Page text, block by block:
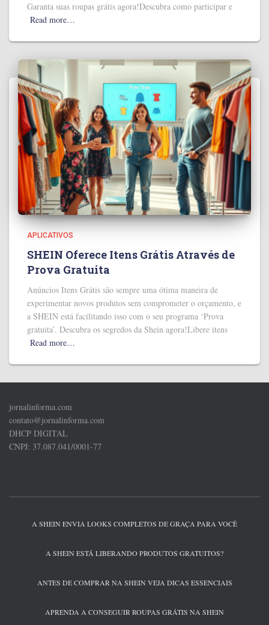
Garanta suas roupas grátis agora!Descubra como participar e
Read more…
APLICATIVOS
SHEIN Oferece Itens Grátis Através de
Prova Gratuita
Anúncios Itens Grátis são sempre uma ótima maneira de
experimentar novos produtos sem comprometer o orçamento, e
a SHEIN está facilitando isso com o seu programa ‘Prova
gratuita’. Descubra os segredos da Shein agora!Libere itens
Read more…
jornalinforma.com
contato@jornalinforma.com
DHCP DIGITAL
CNPJ: 37.087.041/0001-77
A SHEIN ENVIA LOOKS COMPLETOS DE GRAÇA PARA VOCÊ
A SHEIN ESTÁ LIBERANDO PRODUTOS GRATUITOS?
ANTES DE COMPRAR NA SHEIN VEJA DICAS ESSENCIAIS
APRENDA A CONSEGUIR ROUPAS GRÁTIS NA SHEIN